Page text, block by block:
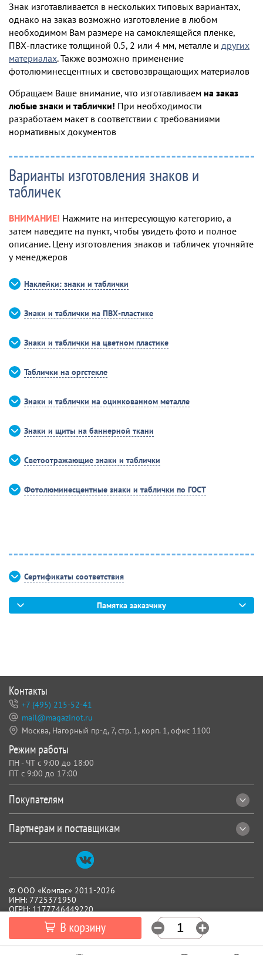
Знак изготавливается в нескольких типовых вариантах,
однако на заказ возможно изготовление в любом
необходимом Вам размере на самоклеящейся пленке,
ПВХ-пластике толщиной 0.5, 2 или 4 мм, металле и других
материалах. Также возможно применение
фотолюминесцентных и световозвращающих материалов
Обращаем Ваше внимание, что изготавливаем на заказ
любые знаки и таблички! При необходимости
разработаем макет в соответствии с требованиями
нормативных документов
Варианты изготовления знаков и
табличек
ВНИМАНИЕ! Нажмите на интересующую категорию, а
затем наведите на пункт, чтобы увидеть фото и полное
описание. Цену изготовления знаков и табличек уточняйте
у менеджеров
Наклейки: знаки и таблички
Знаки и таблички на ПВХ-пластике
Знаки и таблички на цветном пластике
Таблички на оргстекле
Знаки и таблички на оцинкованном металле
Знаки и щиты на баннерной ткани
Светоотражающие знаки и таблички
Фотолюминесцентные знаки и таблички по ГОСТ
Сертификаты соответствия
Памятка заказчику
© ООО «Компас» 2011-2026
ИНН: 7725371950
ОГРН: 1177746449220
Все реквизиты
Покупателям
Партнерам и поставщикам
Контакты
+7 (495) 215-52-41
mail@magazinot.ru
Москва, Нагорный пр-д, 7, стр. 1, корп. 1, офис 1100
Режим работы
ПН - ЧТ с 9:00 до 18:00
ПТ с 9:00 до 17:00